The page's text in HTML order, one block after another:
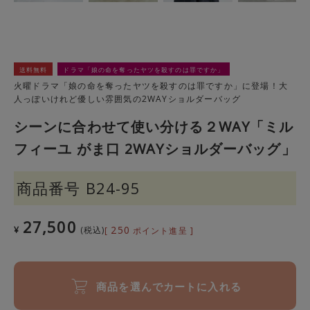
送料無料 ドラマ「娘の命を奪ったヤツを殺すのは罪ですか」
火曜ドラマ「娘の命を奪ったヤツを殺すのは罪ですか」に登場！大
人っぽいけれど優しい雰囲気の2WAYショルダーバッグ
シーンに合わせて使い分ける２WAY「ミル
フィーユ がま口 2WAYショルダーバッグ」
商品番号 B24-95
¥ 27,500 税込 [ 250 ポイント進呈 ]
商品を選んでカートに入れる